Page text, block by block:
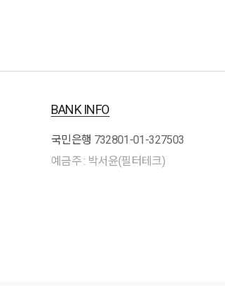
BANK INFO
국민은행 732801-01-327503
예금주 : 박서윤(필터테크)